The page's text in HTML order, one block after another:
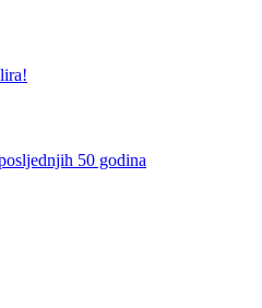
50 godina